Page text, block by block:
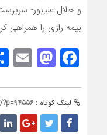
و جلال علیپور-
بیمه رازی را همراهی
لینک کوتاه :